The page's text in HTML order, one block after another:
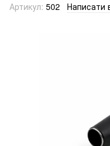
Артикул: 502 Написати